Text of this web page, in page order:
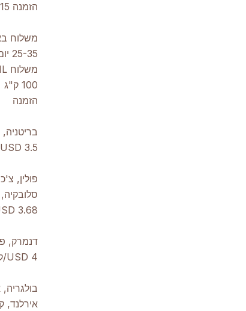
הזמנה 10-15 ימים
משלוח
25-35 יום, ביקורת מכס, משלוח אקספרס, כולל מסים
משלוח UPS/DHL בסוף (לא כולל בריטניה)
100 ק"ג
הזמנה
3.5 USD/ק"ג
פולין,
3.68 USD/ק"ג
דנמרק,
4 USD/ק"ג
אירלנד,